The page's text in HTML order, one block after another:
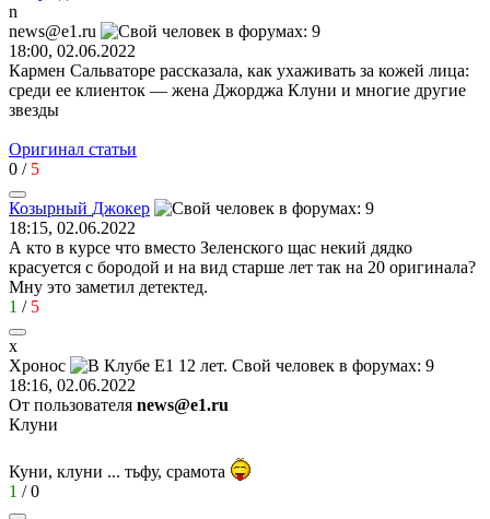
n
news@e1.ru
18:00, 02.06.2022
Кармен Сальваторе рассказала, как ухаживать за кожей лица:
среди ее клиенток — жена Джорджа Клуни и многие другие
звезды
Оригинал статьи
0 / 5
Козырный Джокер
18:15, 02.06.2022
А кто в курсе что вместо Зеленского щас некий дядко
красуется с бородой и на вид старше лет так на 20 оригинала?
Мну это заметил детектед.
1 / 5
х
Хронос
18:16, 02.06.2022
От пользователя news@e1.ru
Клуни
Куни, клуни ... тьфу, срамота
1 /0